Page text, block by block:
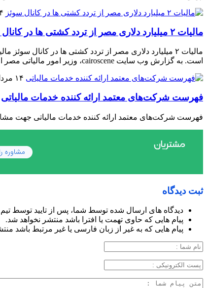
۱۴
مالیات ۲ میلیارد دلاری مصر از تردد کشتی ها در کانال سوئز
است. به گزارش وب سایت cairoscene، وزیر امور مالیاتی مصر اعلام کرده است درآمد این دولت […]
۱۴ مرداد ۱۴۰۵
فهرست شرکت‌های معتمد ارائه کننده خدمات مالیاتی
فهرست شرکت‌های معتمد ارائه کننده خدمات مالیاتی جهت
ثبت دیدگاه
دیدگاه های ارسال شده توسط شما، پس از تایید توسط
پیام هایی که حاوی تهمت یا افترا باشد منتشر نخواهد شد.
پیام هایی که به غیر از زبان فارسی یا غیر مرتبط باشد